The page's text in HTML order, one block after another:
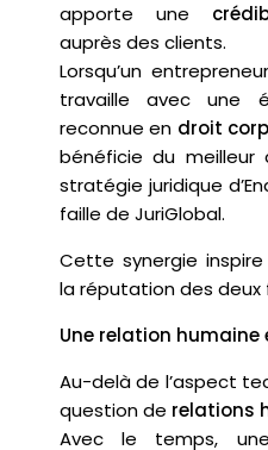
apporte une
auprès des clients.
Lorsqu’un
travaille avec une
reconnue en droit
bénéficie du
stratégie juridique
faille de JuriGlobal.
Cette synergie
la réputation des deux
Une relation humaine
Au-delà de l’aspect
question de relations
Avec le temps,